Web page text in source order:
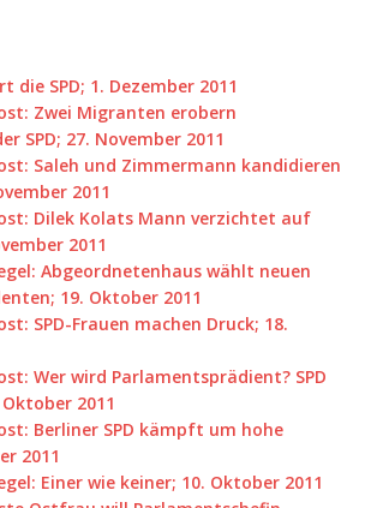
SPD; 1. Dezember 2011
Zwei Migranten erobern
SPD; 27. November 2011
Saleh und Zimmermann kandidieren
2011
Dilek Kolats Mann verzichtet auf
2011
Abgeordnetenhaus wählt neuen
19. Oktober 2011
SPD-Frauen machen Druck; 18.
Wer wird Parlamentsprädient? SPD
2011
Berliner SPD kämpft um hohe
2011
Einer wie keiner; 10. Oktober 2011